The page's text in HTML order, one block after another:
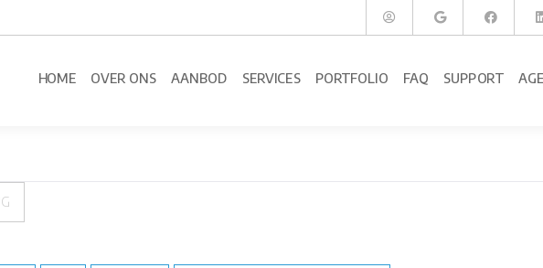
HOME OVER ONS AANBOD SERVICES PORTFOLIO FAQ SUPPORT